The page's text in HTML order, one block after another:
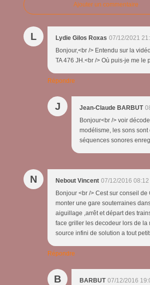
Ajouter un commentaire
L Lydie Gilos Roxas 07/12/2021
Bonjour,<br /> Entendu sur la
TA 476 JH.<br /> Où puis-je me
Répondre
J Jean-Claude BARBUT
Bonjour<br /> voir
modélisme, les sons
séquences sonores
N Nebout Vincent 07/12/2016 08:12
Bonjour <br /> Cest sur conseil
monter une gare souterraines
aiguillage ,arrêt et départ des
face griller les decodeur lors de la
source infini de solution a tout
Répondre
B BARBUT 07/12/2016